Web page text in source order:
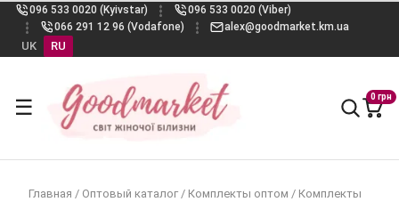
096 533 0020 (Kyivstar)
096 533 0020 (Viber)
066 291 12 96 (Vodafone)
alex@goodmarket.km.ua
UK RU
☰ 0 грн
Главная / Оптовый каталог / Комплекты оптом / Комплекты